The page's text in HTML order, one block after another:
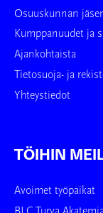
Osuuskunnan
Kumppanuudet ja
Ajankohtaista
Tietosuoja- ja
Yhteystiedot
TÖIHIN
Avoimet työpaikat